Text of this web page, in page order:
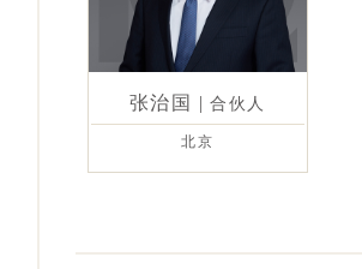
张治国 |合伙人
北京